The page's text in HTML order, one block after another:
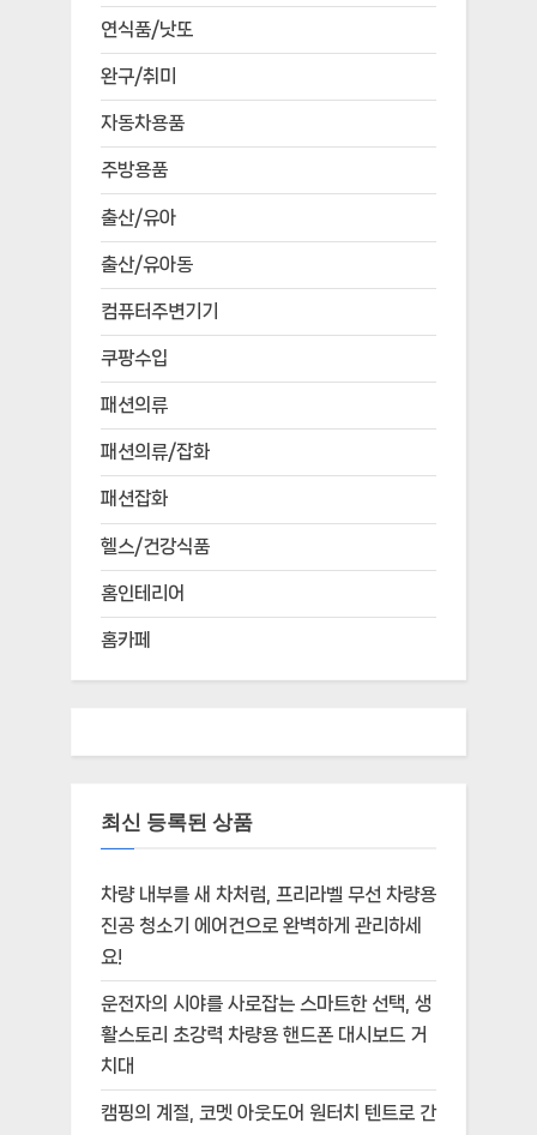
연식품/낫또
완구/취미
자동차용품
주방용품
출산/유아
출산/유아동
컴퓨터주변기기
쿠팡수입
패션의류
패션의류/잡화
패션잡화
헬스/건강식품
홈인테리어
홈카페
최신 등록된 상품
차량 내부를 새 차처럼, 프리라벨 무선 차량용
진공 청소기 에어건으로 완벽하게 관리하세
요!
운전자의 시야를 사로잡는 스마트한 선택, 생
활스토리 초강력 차량용 핸드폰 대시보드 거
치대
캠핑의 계절, 코멧 아웃도어 원터치 텐트로 간